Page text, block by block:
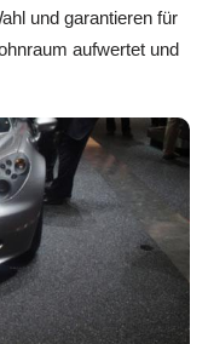
und garantieren für
aufwertet und